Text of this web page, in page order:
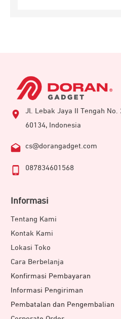
Jl. Lebak Jaya II Tengah
60134, Indonesia
cs@dorangadget.com
087834601568
Informasi
Tentang Kami
Kontak Kami
Lokasi Toko
Cara Berbelanja
Konfirmasi Pembayaran
Informasi Pengiriman
Pembatalan dan Pengembalian